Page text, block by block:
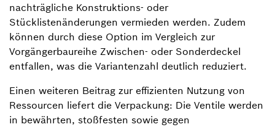
nachträgliche Konstruktions- oder
Stücklistenänderungen vermieden werden. Zudem
können durch diese Option im Vergleich zur
Vorgängerbaureihe Zwischen- oder Sonderdeckel
entfallen, was die Variantenzahl deutlich reduziert.
Einen weiteren Beitrag zur effizienten Nutzung von
Ressourcen liefert die Verpackung: Die Ventile werden
in bewährten, stoßfesten sowie gegen